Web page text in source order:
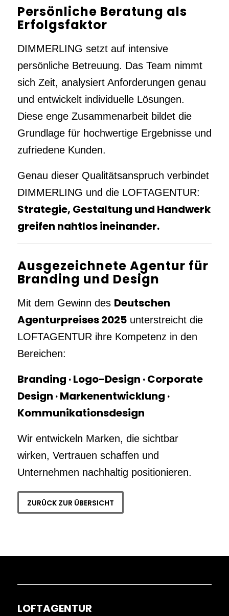
Persönliche Beratung als
Erfolgsfaktor
DIMMERLING setzt auf intensive
persönliche Betreuung. Das Team nimmt
sich Zeit, analysiert Anforderungen genau
und entwickelt individuelle Lösungen.
Diese enge Zusammenarbeit bildet die
Grundlage für hochwertige Ergebnisse und
zufriedene Kunden.
Genau dieser Qualitätsanspruch verbindet
DIMMERLING und die LOFTAGENTUR:
Strategie, Gestaltung und Handwerk
greifen nahtlos ineinander.
Ausgezeichnete Agentur für
Branding und Design
Mit dem Gewinn des Deutschen
Agenturpreises 2025unterstreicht die
LOFTAGENTUR ihre Kompetenz in den
Bereichen:
Branding · Logo-Design · Corporate
Design · Markenentwicklung ·
Kommunikationsdesign
Wir entwickeln Marken, die sichtbar
wirken, Vertrauen schaffen und
Unternehmen nachhaltig positionieren.
ZURÜCK ZUR ÜBERSICHT
LOFTAGENTUR